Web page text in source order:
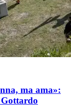
ma ama»:
Gottardo